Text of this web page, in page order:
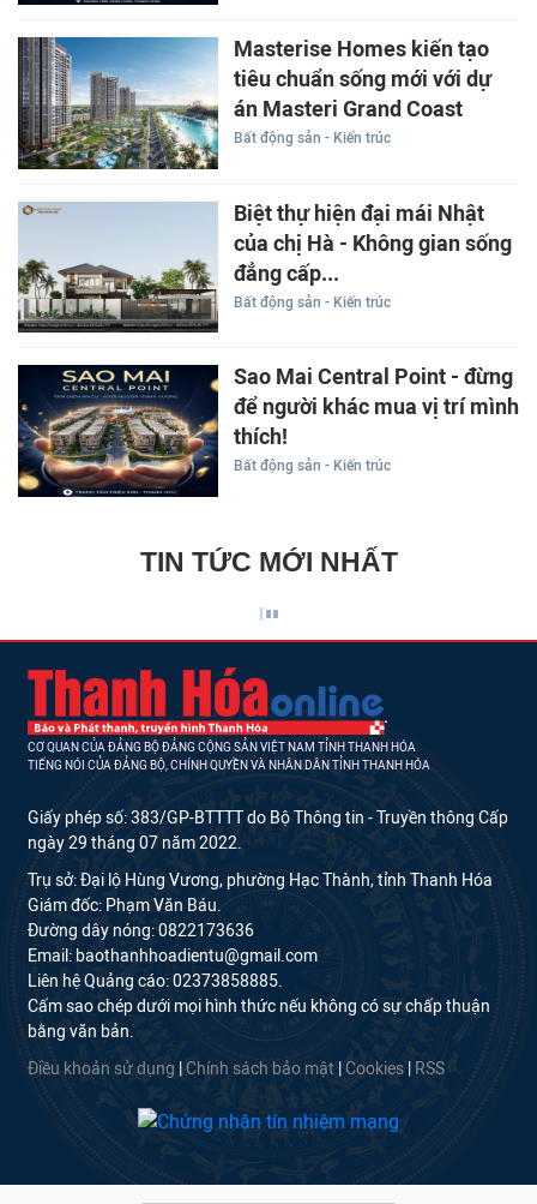
Masterise Homes kiến tạo
tiêu chuẩn sống mới với dự
án Masteri Grand Coast
Bất động sản - Kiến trúc
Biệt thự hiện đại mái Nhật
của chị Hà - Không gian sống
đẳng cấp...
Bất động sản - Kiến trúc
Sao Mai Central Point - đừng
để người khác mua vị trí mình
thích!
Bất động sản - Kiến trúc
TIN TỨC MỚI NHẤT
CƠ QUAN CỦA ĐẢNG BỘ ĐẢNG CỘNG SẢN VIỆT NAM TỈNH THANH HÓA
TIẾNG NÓI CỦA ĐẢNG BỘ, CHÍNH QUYỀN VÀ NHÂN DÂN TỈNH THANH HÓA
Giấy phép số: 383/GP-BTTTT do Bộ Thông tin - Truyền thông Cấp
ngày 29 tháng 07 năm 2022.
Trụ sở: Đại lộ Hùng Vương, phường Hạc Thành, tỉnh Thanh Hóa
Giám đốc: Phạm Văn Báu.
Đường dây nóng: 0822173636
Email: baothanhhoadientu@gmail.com
Liên hệ Quảng cáo: 02373858885.
Cấm sao chép dưới mọi hình thức nếu không có sự chấp thuận
bằng văn bản.
Điều khoản sử dụng Chính sách bảo mật Cookies RSS